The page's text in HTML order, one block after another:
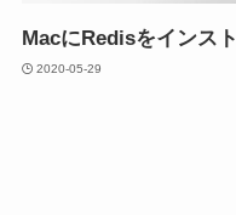
MacにRedisをインス
2020-05-29